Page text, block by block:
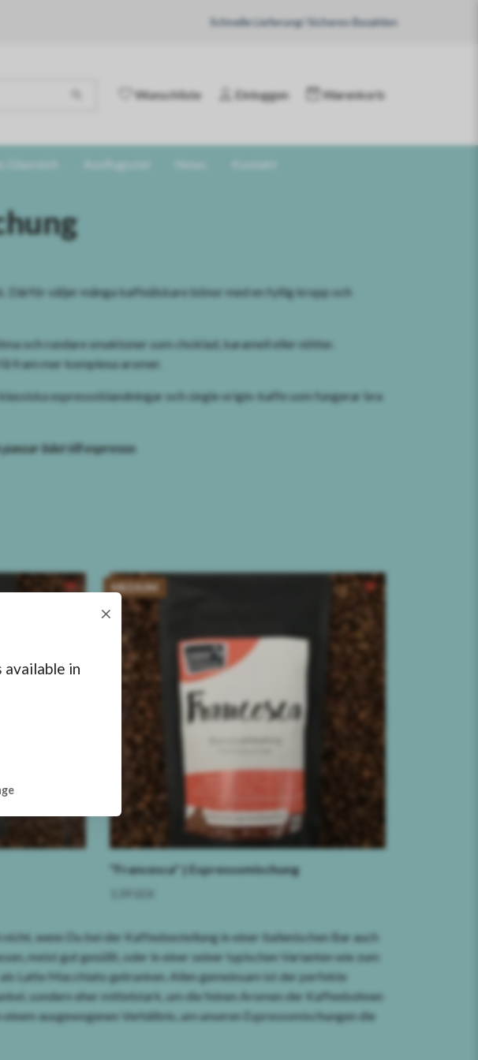
Schnelle Lieferung/ Sicheres Bezahlen
Wunschliste Einloggen Warenkorb
Glasreich Ausflugsziel News Kontakt
Därför väljer många kaffeälskare bönor med en fyllig kropp och
och rundare smaktoner som choklad, karamell eller nötter.
fram mer komplexa aromer.
espressoblandningar och single origin-kaffe som fungerar bra
bäst till espresso.
MEDIUM
"Francesca" | Espressomischung
wenn Du bei der Kaffeebestellung in einer italienischen Bar auch
meist gut gesüßt, oder in einer seiner typischen Varianten wie zum
Latte Macchiato getrunken. Allen gemeinsam ist der perfekte
sondern eher mittelstark, um die feinen Aromen der Kaffeebohnen
ausgewogenen Verhältnis, um unseren Espressomischungen die
×
in